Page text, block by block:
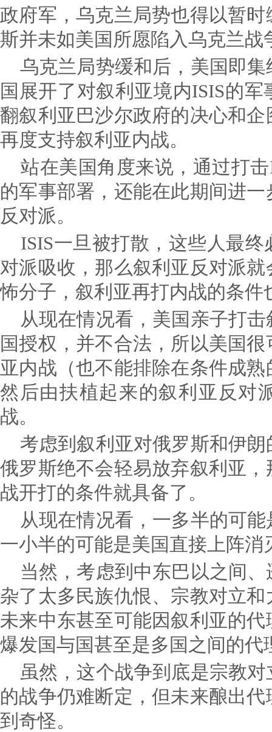
政府军，乌克兰局势也得以暂
斯并未如美国所愿陷入乌克兰战
乌克兰局势缓和后，美国即集
国展开了对叙利亚境内ISIS的
翻叙利亚巴沙尔政府的决心和
再度支持叙利亚内战。
站在美国角度来说，通过打击
的军事部署，还能在此期间进
反对派。
ISIS一旦被打散，这些人最终
对派吸收，那么叙利亚反对派
怖分子，叙利亚再打内战的条件
从现在情况看，美国亲子打击
国授权，并不合法，所以美国
亚内战（也不能排除在条件成
然后由扶植起来的叙利亚反对
战。
考虑到叙利亚对俄罗斯和伊朗
俄罗斯绝不会轻易放弃叙利亚
战开打的条件就具备了。
从现在情况看，一多半的可能
一小半的可能是美国直接上阵消
当然，考虑到中东巴以之间、
杂了太多民族仇恨、宗教对立
未来中东甚至可能因叙利亚的
爆发国与国甚至是多国之间的代
虽然，这个战争到底是宗教对
的战争仍难断定，但未来酿出
到奇怪。